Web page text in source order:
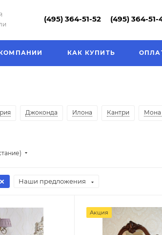
(495) 364-51-52 (495) 364-51-
КАК КУПИТЬ
Джоконда Илона Кантри Мона
Наши предложения
Акция